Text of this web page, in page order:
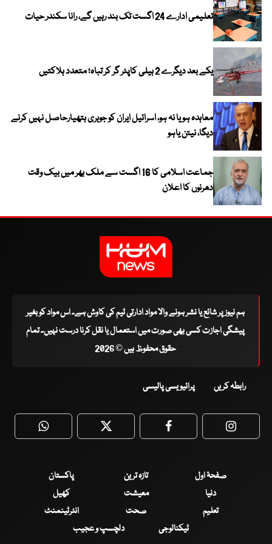
تعلیمی ادارے 24 اگست تک بند رہیں گے، رانا سکندر حیات
یکے بعد دیگرے 2 ہیلی کاپٹر گر کر تباہ؛ متعدد ہلاکتیں
معاہدہ ہو یا نہ ہو، اسرائیل ایران کو جوہری ہتھیارحاصل نہیں کرنے
دیگا، نیتن یاہو
جماعت اسلامی کا 16 اگست سے ملک بھر میں بیک وقت
دھرنوں کا اعلان
ہم نیوز پر شائع یا نشر ہونے والا مواد ادارتی ٹیم کی کاوش ہے۔ اس مواد کو بغیر
پیشگی اجازت کسی بھی صورت میں استعمال یا نقل کرنا درست نہیں۔ تمام
حقوق محفوظ ہیں © 2026
رابطہ کریں پرائیویسی پالیسی
WhatsApp Twitter Facebook
صفحۂ اول تازہ ترین
پاکستان
دنیا
معیشت
کھیل
تعلیم
صحت
انٹرٹینمنٹ
ٹیکنالوجی
دلچسپ و عجیب